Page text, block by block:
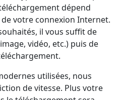
dépend
votre connexion Internet.
il vous suffit de
vidéo, etc.) puis de
utilisées, nous
de vitesse. Plus votre